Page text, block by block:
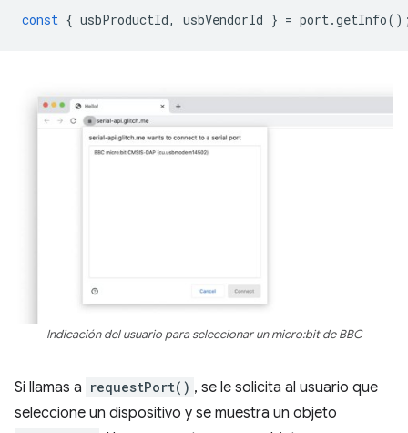
const { usbProductId, usbVendorId } = port.getInfo
Indicación del usuario para seleccionar un micro:bit de BBC
Si llamas a requestPort() , se le solicita al usuario que
seleccione un dispositivo y se muestra un objeto